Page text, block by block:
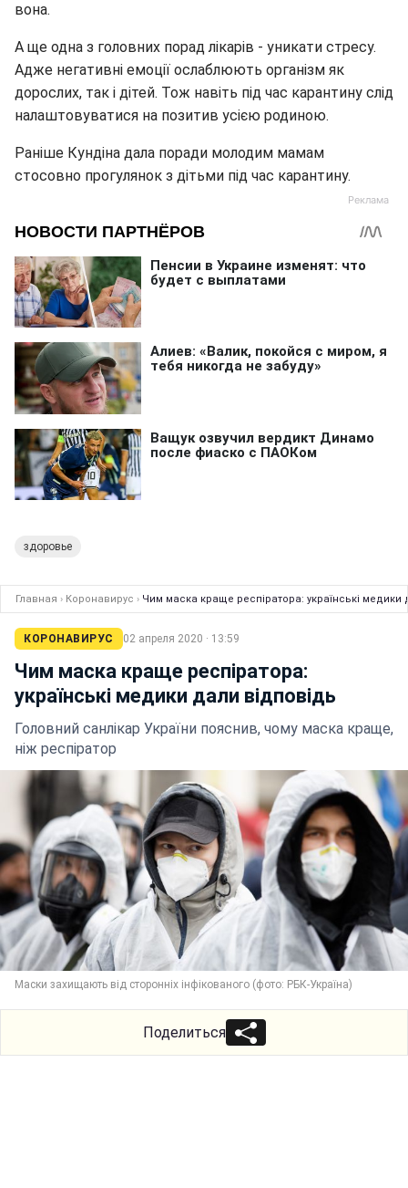
вона.
А ще одна з головних порад лікарів - уникати стресу.
Адже негативні емоції ослаблюють організм як
дорослих, так і дітей. Тож навіть під час карантину слід
налаштовуватися на позитив усією родиною.
Раніше Кундіна дала поради молодим мамам
стосовно прогулянок з дітьми під час карантину.
здоровье
Главная › Коронавирус › Чим маска краще респіратора: українські медики
КОРОНАВИРУС 02 апреля 2020 · 13:59
Чим маска краще респіратора:
українські медики дали відповідь
Головний санлікар України пояснив, чому маска краще,
ніж респіратор
Маски захищають від сторонніх інфікованого (фото: РБК-Україна)
Поделиться